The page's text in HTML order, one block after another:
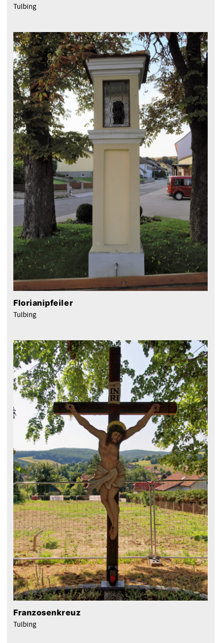
Tulbing
Florianipfeiler
Tulbing
Franzosenkreuz
Tulbing